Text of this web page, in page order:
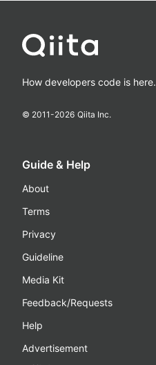
How developers code is here.
© 2011-2026 Qiita Inc.
Guide & Help
About
Terms
Privacy
Guideline
Media Kit
Feedback/Requests
Help
Advertisement